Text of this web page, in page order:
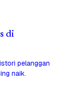
di
pelanggan
naik.